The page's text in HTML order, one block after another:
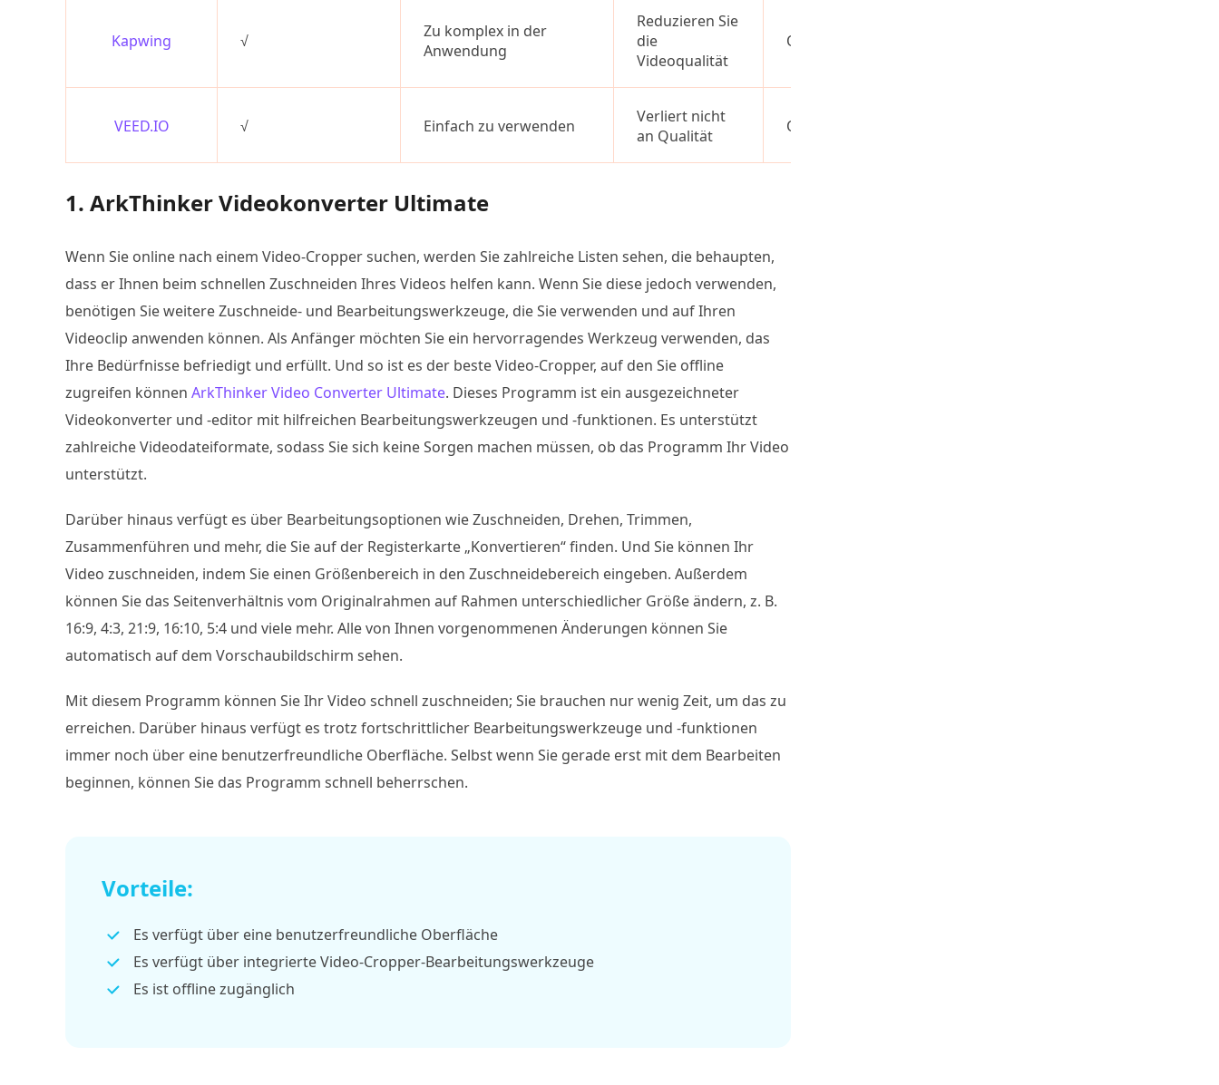
Kapwing √
Zu komplex in der
Anwendung
Reduzieren Sie
die
Videoqualität
Online
VEED.IO √ Einfach zu verwenden
Verliert nicht
an Qualität
Online
1. ArkThinker Videokonverter Ultimate
Wenn Sie online nach einem Video-Cropper suchen, werden Sie zahlreiche Listen sehen, die behaupten,
dass er Ihnen beim schnellen Zuschneiden Ihres Videos helfen kann. Wenn Sie diese jedoch verwenden,
benötigen Sie weitere Zuschneide- und Bearbeitungswerkzeuge, die Sie verwenden und auf Ihren
Videoclip anwenden können. Als Anfänger möchten Sie ein hervorragendes Werkzeug verwenden, das
Ihre Bedürfnisse befriedigt und erfüllt. Und so ist es der beste Video-Cropper, auf den Sie offline
zugreifen können ArkThinker Video Converter Ultimate. Dieses Programm ist ein ausgezeichneter
Videokonverter und -editor mit hilfreichen Bearbeitungswerkzeugen und -funktionen. Es unterstützt
zahlreiche Videodateiformate, sodass Sie sich keine Sorgen machen müssen, ob das Programm Ihr Video
unterstützt.
Darüber hinaus verfügt es über Bearbeitungsoptionen wie Zuschneiden, Drehen, Trimmen,
Zusammenführen und mehr, die Sie auf der Registerkarte „Konvertieren“ finden. Und Sie können Ihr
Video zuschneiden, indem Sie einen Größenbereich in den Zuschneidebereich eingeben. Außerdem
können Sie das Seitenverhältnis vom Originalrahmen auf Rahmen unterschiedlicher Größe ändern, z. B.
16:9, 4:3, 21:9, 16:10, 5:4 und viele mehr. Alle von Ihnen vorgenommenen Änderungen können Sie
automatisch auf dem Vorschaubildschirm sehen.
Mit diesem Programm können Sie Ihr Video schnell zuschneiden; Sie brauchen nur wenig Zeit, um das zu
erreichen. Darüber hinaus verfügt es trotz fortschrittlicher Bearbeitungswerkzeuge und -funktionen
immer noch über eine benutzerfreundliche Oberfläche. Selbst wenn Sie gerade erst mit dem Bearbeiten
beginnen, können Sie das Programm schnell beherrschen.
Vorteile:
Es verfügt über eine benutzerfreundliche Oberfläche
Es verfügt über integrierte Video-Cropper-Bearbeitungswerkzeuge
Es ist offline zugänglich